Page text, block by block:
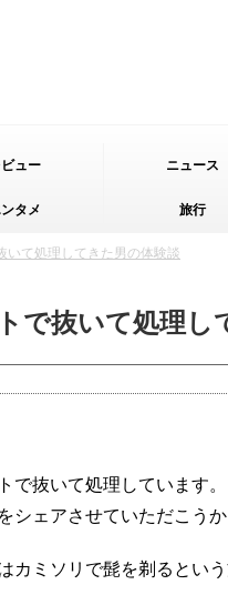
ビュー ニュース
タメ 旅行
いて処理してきた男の体験談
で抜いて処理し
で抜いて処理しています。
ェアさせていただこうか
カミソリで髭を剃るとい